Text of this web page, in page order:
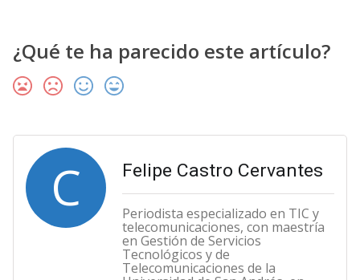
¿Qué te ha parecido este artículo?
C Felipe Castro Cervantes
Periodista especializado en TIC y
telecomunicaciones, con maestría
en Gestión de Servicios
Tecnológicos y de
Telecomunicaciones de la